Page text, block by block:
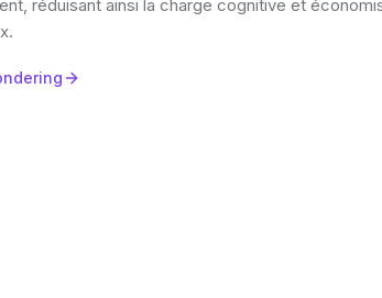
réduisant ainsi la charge cognitive et